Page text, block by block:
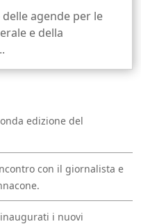
delle agende per le
e della
edizione del
con il giornalista e
i nuovi